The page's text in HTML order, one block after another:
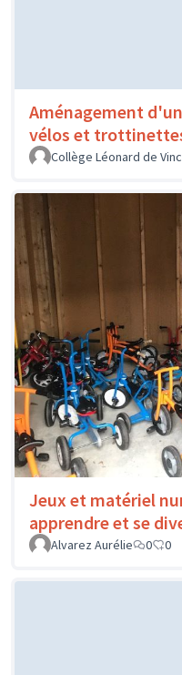
Aménagement
vélos et
Collège Léonard de
Jeux et matériel
apprendre et se
Alvarez Aurélie
0 0